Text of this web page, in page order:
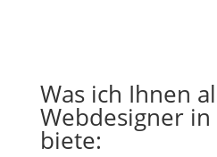
Was ich Ihnen
Webdesigner
biete: